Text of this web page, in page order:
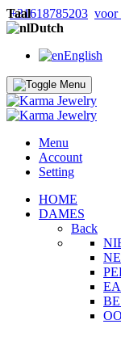
+31618785203 voor
Taal
Dutch
English
Menu
Account
Setting
HOME
DAMES
Back